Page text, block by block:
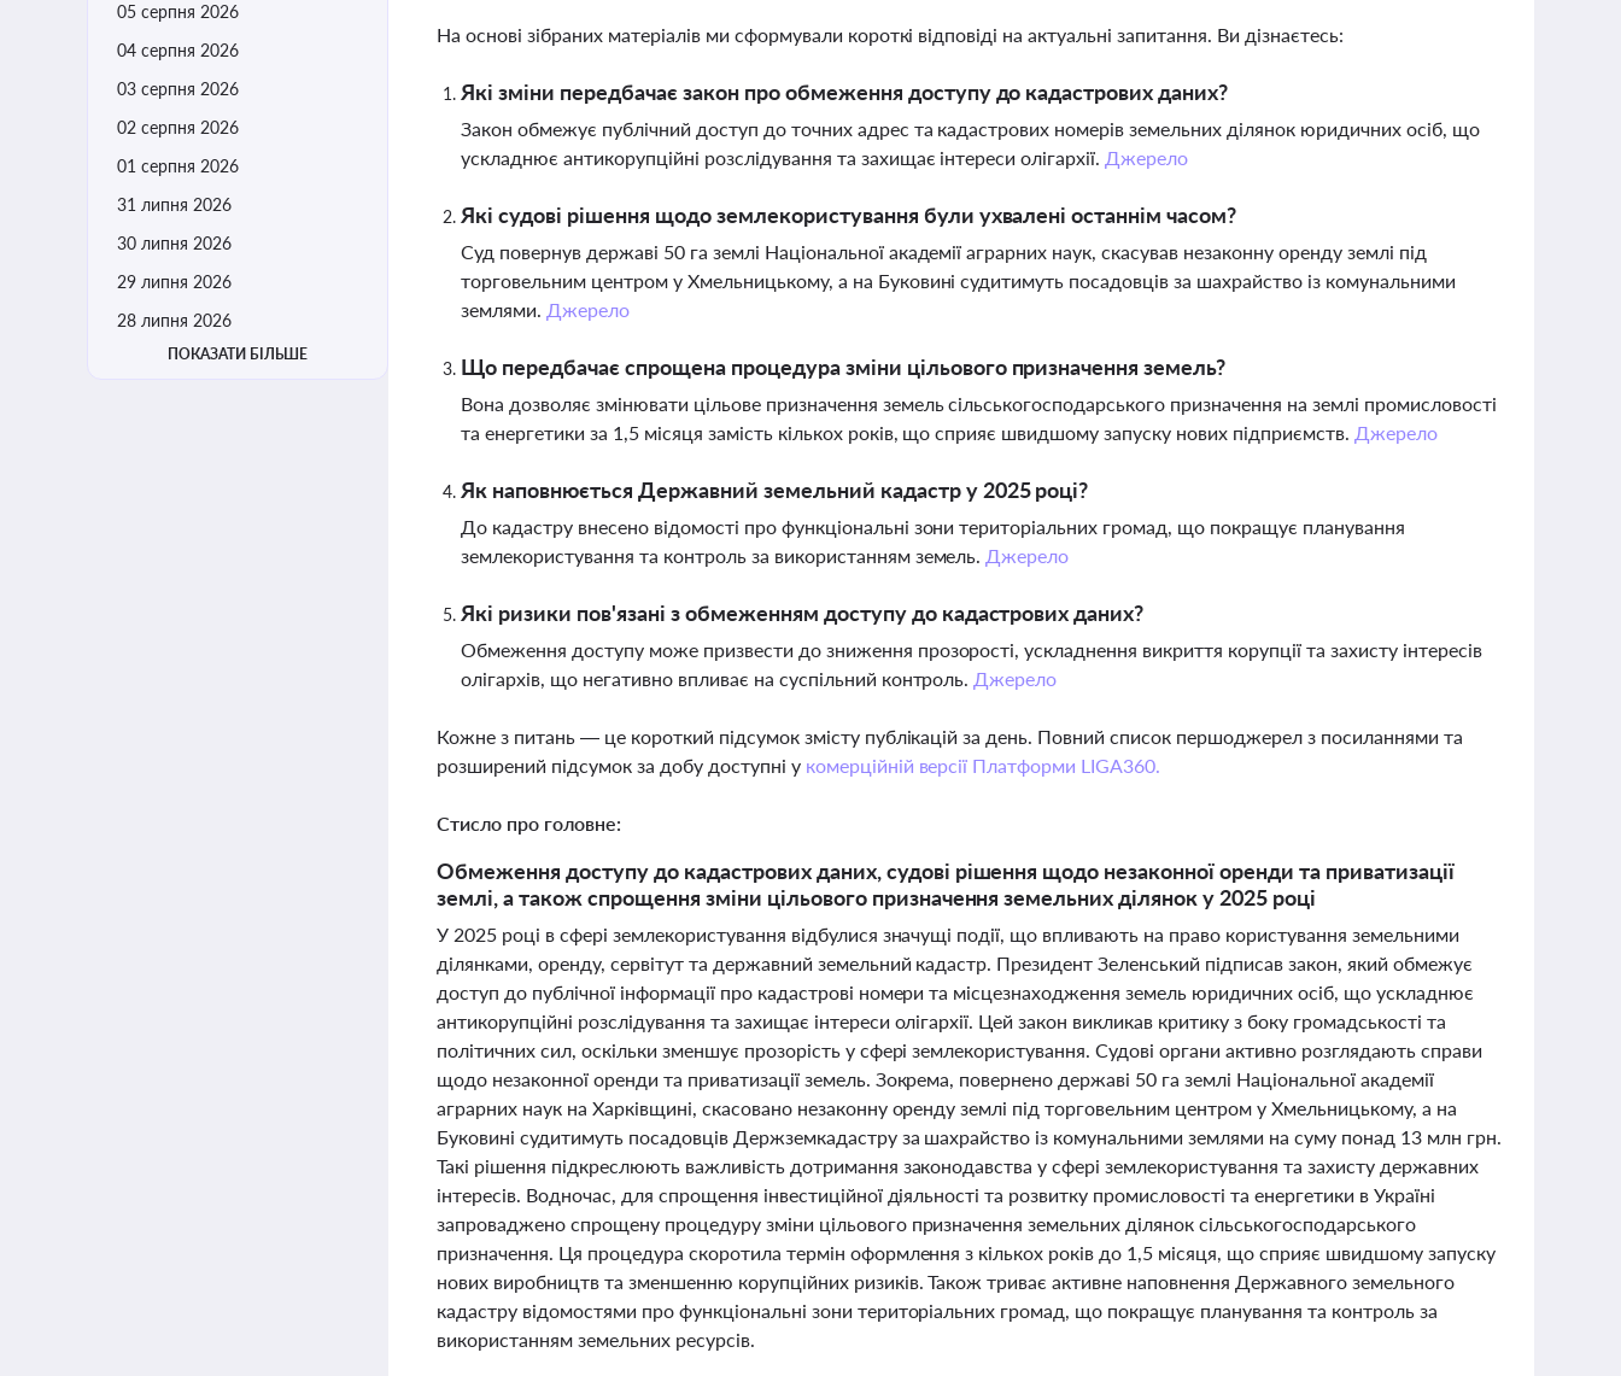
05 серпня 2026
04 серпня 2026
03 серпня 2026
02 серпня 2026
01 серпня 2026
31 липня 2026
30 липня 2026
29 липня 2026
28 липня 2026
ПОКАЗАТИ БІЛЬШЕ
На основі зібраних матеріалів ми сформували короткі відповіді на актуальні запитання. Ви дізнаєтесь:
Які зміни передбачає закон про обмеження доступу до кадастрових даних?
Закон обмежує публічний доступ до точних адрес та кадастрових номерів земельних ділянок юридичних осіб, що
ускладнює антикорупційні розслідування та захищає інтереси олігархії. Джерело
Які судові рішення щодо землекористування були ухвалені останнім часом?
Суд повернув державі 50 га землі Національної академії аграрних наук, скасував незаконну оренду землі під
торговельним центром у Хмельницькому, а на Буковині судитимуть посадовців за шахрайство із комунальними
землями. Джерело
Що передбачає спрощена процедура зміни цільового призначення земель?
Вона дозволяє змінювати цільове призначення земель сільськогосподарського призначення на землі промисловості
та енергетики за 1,5 місяця замість кількох років, що сприяє швидшому запуску нових підприємств. Джерело
Як наповнюється Державний земельний кадастр у 2025 році?
До кадастру внесено відомості про функціональні зони територіальних громад, що покращує планування
землекористування та контроль за використанням земель. Джерело
Які ризики пов'язані з обмеженням доступу до кадастрових даних?
Обмеження доступу може призвести до зниження прозорості, ускладнення викриття корупції та захисту інтересів
олігархів, що негативно впливає на суспільний контроль. Джерело
Кожне з питань — це короткий підсумок змісту публікацій за день. Повний список першоджерел з посиланнями та
розширений підсумок за добу доступні у комерційній версії Платформи LIGA360.
Стисло про головне:
Обмеження доступу до кадастрових даних, судові рішення щодо незаконної оренди та приватизації
землі, а також спрощення зміни цільового призначення земельних ділянок у 2025 році
У 2025 році в сфері землекористування відбулися значущі події, що впливають на право користування земельними
ділянками, оренду, сервітут та державний земельний кадастр. Президент Зеленський підписав закон, який обмежує
доступ до публічної інформації про кадастрові номери та місцезнаходження земель юридичних осіб, що ускладнює
антикорупційні розслідування та захищає інтереси олігархії. Цей закон викликав критику з боку громадськості та
політичних сил, оскільки зменшує прозорість у сфері землекористування. Судові органи активно розглядають справи
щодо незаконної оренди та приватизації земель. Зокрема, повернено державі 50 га землі Національної академії
аграрних наук на Харківщині, скасовано незаконну оренду землі під торговельним центром у Хмельницькому, а на
Буковині судитимуть посадовців Держземкадастру за шахрайство із комунальними землями на суму понад 13 млн грн.
Такі рішення підкреслюють важливість дотримання законодавства у сфері землекористування та захисту державних
інтересів. Водночас, для спрощення інвестиційної діяльності та розвитку промисловості та енергетики в Україні
запроваджено спрощену процедуру зміни цільового призначення земельних ділянок сільськогосподарського
призначення. Ця процедура скоротила термін оформлення з кількох років до 1,5 місяця, що сприяє швидшому запуску
нових виробництв та зменшенню корупційних ризиків. Також триває активне наповнення Державного земельного
кадастру відомостями про функціональні зони територіальних громад, що покращує планування та контроль за
використанням земельних ресурсів.